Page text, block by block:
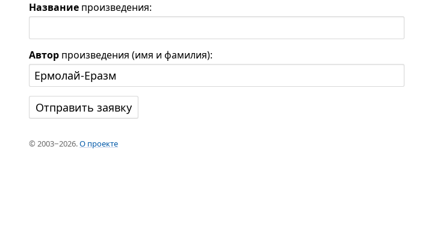
Название произведения:
Автор произведения (имя и фамилия):
© 2003−2026.О проекте